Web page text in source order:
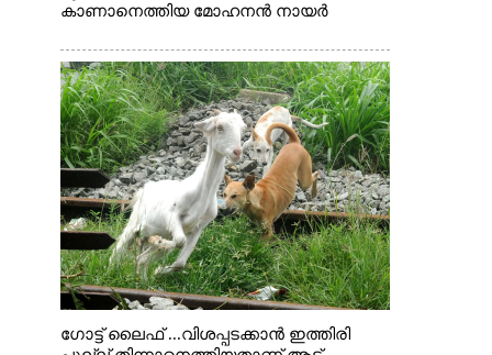
കാണാനെത്തിയ മോഹനൻ നായർ
ഗോട്ട് ലൈഫ് ...വിശപ്പടക്കാൻ ഇത്തിരി